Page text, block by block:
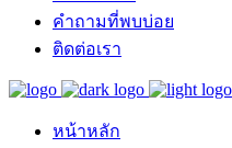
คำถามที่พบบ่อย
ติดต่อเรา
หน้าหลัก